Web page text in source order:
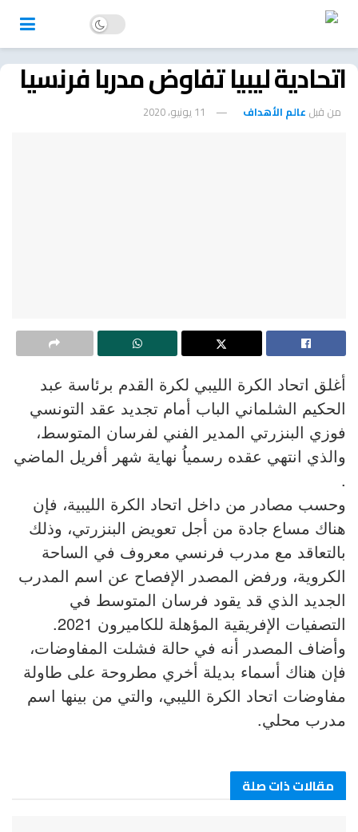
اتحادية ليبيا تفاوض مدربا فرنسيا
من قبل عالم الأهداف 11 يونيو، 2020
أغلق اتحاد الكرة الليبي لكرة القدم برئاسة عبد
الحكيم الشلماني الباب أمام تجديد عقد التونسي
فوزي البنزرتي المدير الفني لفرسان المتوسط،
والذي انتهي عقده رسمياُ نهاية شهر أفريل الماضي
.
وحسب مصادر من داخل اتحاد الكرة الليبية، فإن
هناك مساع جادة من أجل تعويض البنزرتي، وذلك
بالتعاقد مع مدرب فرنسي معروف في الساحة
الكروية، ورفض المصدر الإفصاح عن اسم المدرب
الجديد الذي قد يقود فرسان المتوسط في
التصفيات الإفريقية المؤهلة للكاميرون 2021.
وأضاف المصدر أنه في حالة فشلت المفاوضات،
فإن هناك أسماء بديلة أخري مطروحة على طاولة
مفاوضات اتحاد الكرة الليبي، والتي من بينها اسم
مدرب محلي.
مقالات ذات صلة